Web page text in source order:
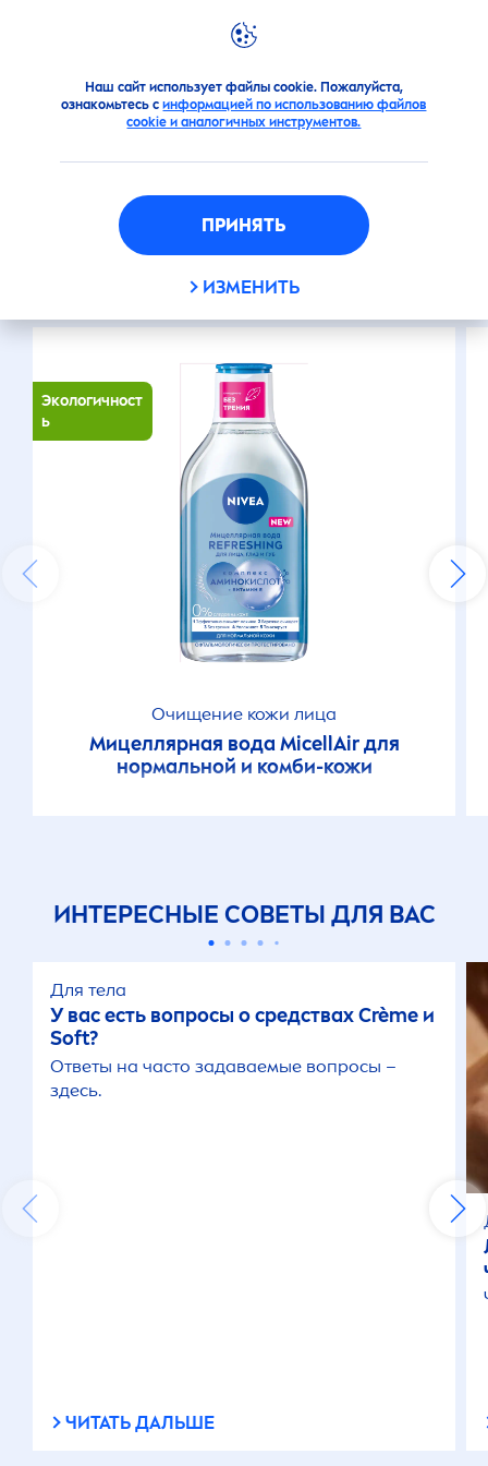
Наш сайт использует файлы cookie. Пожалуйста,
ознакомьтесь синформацией по использованию файлов
cookie и аналогичных инструментов.
ПРИНЯТЬ
ИЗМЕНИТЬ
Новинки Клуб ЭкспертовNIVEA
ВАМ ТАКЖЕ МОЖЕТ ПОНРАВИТЬСЯ
Экологичност
ь
Очищение кожи лица
Мицеллярная водаMicellAirдля
нормальной и комби-кожи
ИНТЕРЕСНЫЕ СОВЕТЫ ДЛЯ ВАС
Для тела
У вас есть вопросы о средствах Crème и
Soft?
Ответы на часто задаваемые вопросы –
здесь.
ЧИТАТЬ ДАЛЬШЕ